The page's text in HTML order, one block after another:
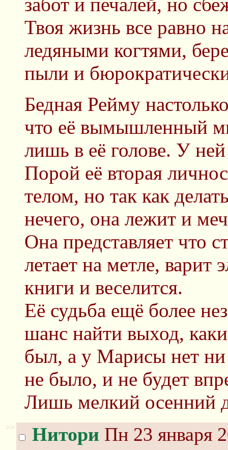
Твоя жизнь все равно
ледяными когтями,
пыли и
Бедная Рейму
что её вымышленный
лишь в её голове. У
Порой её вторая
телом, но так как
нечего, она лежит и
Она представляет что
летает на метле, варит
книги и веселится.
Её судьба ещё более
шанс найти выход,
был, а у Марисы нет ни
не было, и не будет
Лишь мелкий осенний
>> Нитори Пн 23 января